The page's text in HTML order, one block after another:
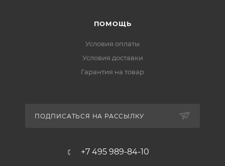
ПОМОЩЬ
Условия оплаты
Условия доставки
Гарантия на товар
ПОДПИСАТЬСЯ НА РАССЫЛКУ
+7 495 989-84-10